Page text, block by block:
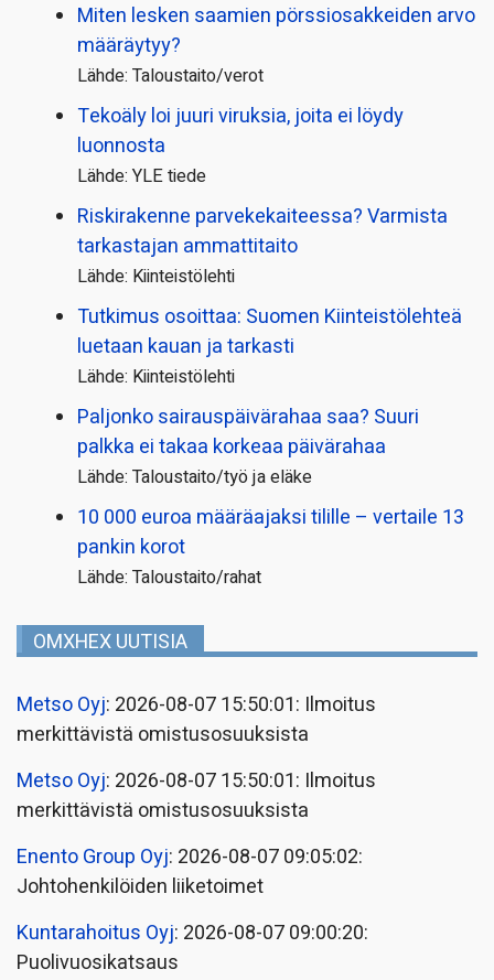
Miten lesken saamien pörssi­osakkeiden arvo
määräytyy?
Lähde: Taloustaito/verot
Tekoäly loi juuri viruksia, joita ei löydy
luonnosta
Lähde: YLE tiede
Riskirakenne parvekekaiteessa? Varmista
tarkastajan ammattitaito
Lähde: Kiinteistölehti
Tutkimus osoittaa: Suomen Kiinteistölehteä
luetaan kauan ja tarkasti
Lähde: Kiinteistölehti
Paljonko sairauspäivä­rahaa saa? Suuri
palkka ei takaa korkeaa päivärahaa
Lähde: Taloustaito/työ ja eläke
10 000 euroa määräajaksi tilille – vertaile 13
pankin korot
Lähde: Taloustaito/rahat
OMXHEX UUTISIA
Metso Oyj: 2026-08-07 15:50:01: Ilmoitus
merkittävistä omistusosuuksista
Metso Oyj: 2026-08-07 15:50:01: Ilmoitus
merkittävistä omistusosuuksista
Enento Group Oyj: 2026-08-07 09:05:02:
Johtohenkilöiden liiketoimet
Kuntarahoitus Oyj: 2026-08-07 09:00:20:
Puolivuosikatsaus